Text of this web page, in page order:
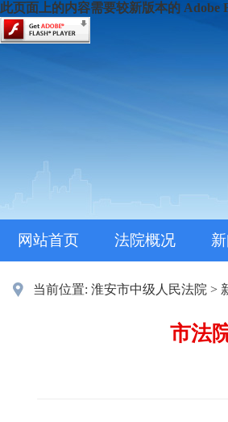
此页面上的内容需要较新版本的 Adobe
网站首页 法院概况
当前位置: 淮安市中级人民法院 >
市法